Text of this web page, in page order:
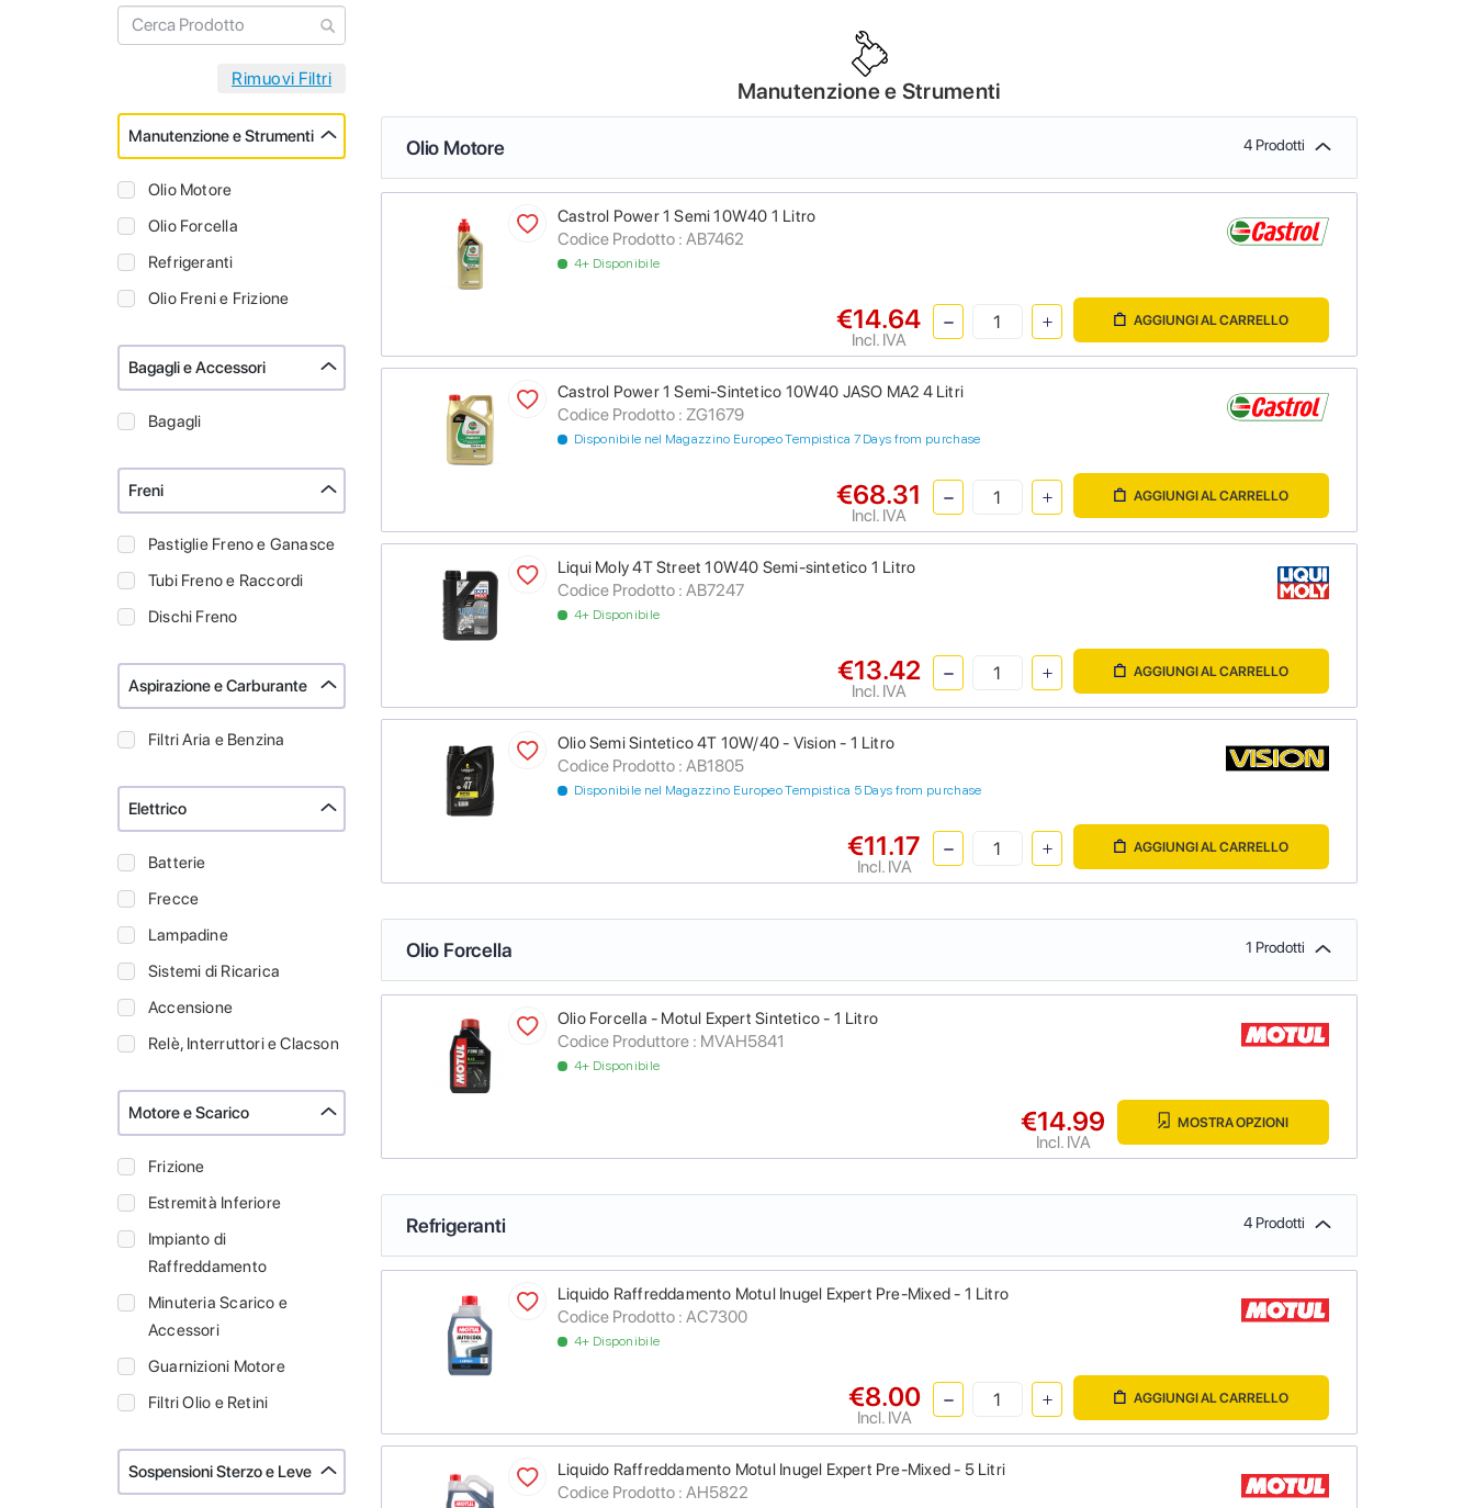
Manutenzione e Strumenti
Olio Motore
Olio Forcella
Refrigeranti
Olio Freni e Frizione
Bagagli e Accessori
Bagagli
Freni
Pastiglie Freno e Ganasce
Tubi Freno e Raccordi
Dischi Freno
Aspirazione e Carburante
Filtri Aria e Benzina
Elettrico
Batterie
Frecce
Lampadine
Sistemi di Ricarica
Accensione
Relè, Interruttori e Clacson
Motore e Scarico
Frizione
Estremità Inferiore
Impianto di
Raffreddamento
Minuteria Scarico e
Accessori
Guarnizioni Motore
Filtri Olio e Retini
Sospensioni Sterzo e Leve
Manutenzione e Strumenti
Olio Motore 4 Prodotti
Castrol Power 1 Semi 10W40 1 Litro
Codice Prodotto : AB7462
4+ Disponibile
€14.64
Incl. IVA
AGGIUNGI AL CARRELLO
Castrol Power 1 Semi-Sintetico 10W40 JASO MA2 4 Litri
Codice Prodotto : ZG1679
Disponibile nel Magazzino Europeo Tempistica 7 Days from purchase
€68.31
Incl. IVA
AGGIUNGI AL CARRELLO
Liqui Moly 4T Street 10W40 Semi-sintetico 1 Litro
Codice Prodotto : AB7247
4+ Disponibile
€13.42
Incl. IVA
AGGIUNGI AL CARRELLO
Olio Semi Sintetico 4T 10W/40 - Vision - 1 Litro
Codice Prodotto : AB1805
Disponibile nel Magazzino Europeo Tempistica 5 Days from purchase
€11.17
Incl. IVA
AGGIUNGI AL CARRELLO
Olio Forcella 1 Prodotti
Olio Forcella - Motul Expert Sintetico - 1 Litro
Codice Produttore : MVAH5841
4+ Disponibile
€14.99
Incl. IVA
MOSTRA OPZIONI
Refrigeranti 4 Prodotti
Liquido Raffreddamento Motul Inugel Expert Pre-Mixed - 1 Litro
Codice Prodotto : AC7300
4+ Disponibile
€8.00
Incl. IVA
AGGIUNGI AL CARRELLO
Liquido Raffreddamento Motul Inugel Expert Pre-Mixed - 5 Litri
Codice Prodotto : AH5822